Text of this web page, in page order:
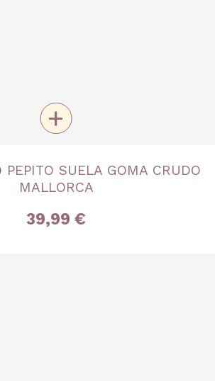
Nº 26
+
PEPITO SUELA GOMA CRUDO
MALLORCA
39,99 €